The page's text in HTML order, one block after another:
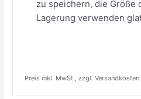
zu speichern, die Größe
Lagerung verwenden
Preis inkl. MwSt., zzgl. Versandkosten